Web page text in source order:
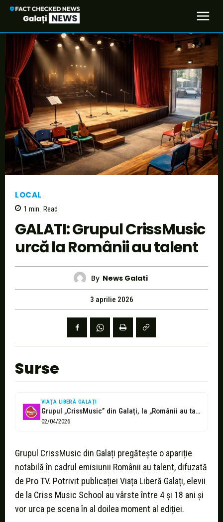
LOCAL
1 min. Read
GALATI: Grupul CrissMusic
urcă la Românii au talent
By News Galati
3 aprilie 2026
Surse
VIAŢA LIBERĂ GALAŢI
Grupul „CrissMusic” din Galați, la „Românii au talent”
02/04/2026
Grupul CrissMusic din Galați pregătește o apariție
notabilă în cadrul emisiunii Românii au talent, difuzată
de Pro TV. Potrivit publicației Viața Liberă Galați, elevii
de la Criss Music School au vârste între 4 și 18 ani și
vor urca pe scena în al doilea moment al ediției.